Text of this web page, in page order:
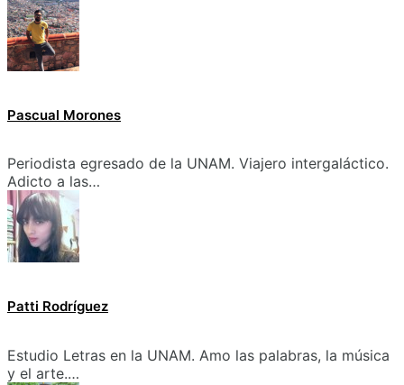
Pascual Morones
Periodista egresado de la UNAM. Viajero intergaláctico.
Adicto a las…
Patti Rodríguez
Estudio Letras en la UNAM. Amo las palabras, la música
y el arte.…